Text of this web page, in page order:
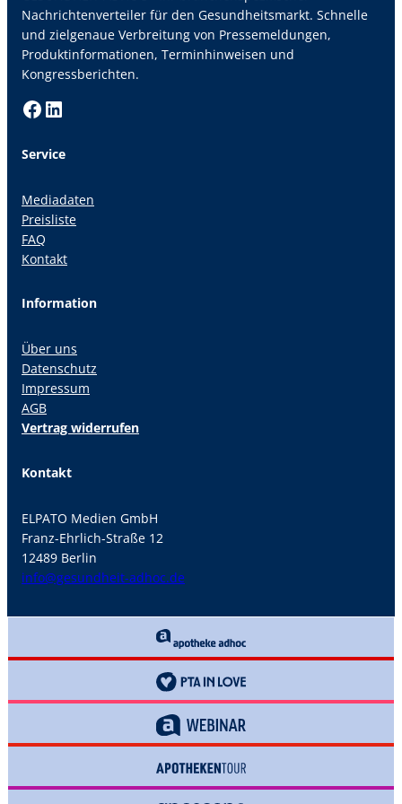
Nachrichtenverteiler für den Gesundheitsmarkt. Schnelle
und zielgenaue Verbreitung von Pressemeldungen,
Produktinformationen, Terminhinweisen und
Kongressberichten.
Facebook LinkedIn
Service
Mediadaten
Preisliste
FAQ
Kontakt
Information
Über uns
Datenschutz
Impressum
AGB
Vertrag widerrufen
Kontakt
ELPATO Medien GmbH
Franz-Ehrlich-Straße 12
12489 Berlin
info@gesundheit-adhoc.de